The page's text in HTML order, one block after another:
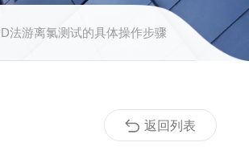
法游离氯测试的具体操作步骤
返回列表